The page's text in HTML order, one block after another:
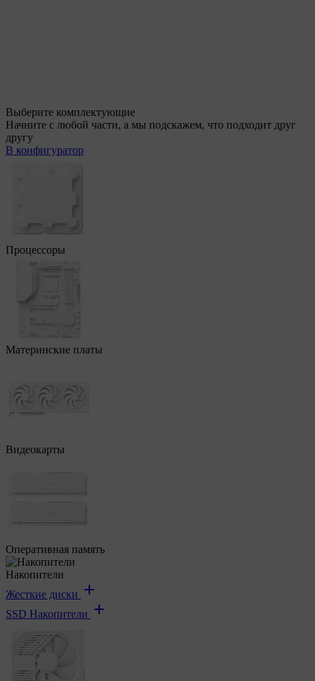
Выберите комплектующие
Начните с любой части, а мы подскажем, что подходит друг
другу
В конфигуратор
Процессоры
Материнские платы
Видеокарты
Оперативная память
Накопители
Жесткие диски
SSD Накопители